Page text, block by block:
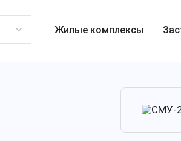
Жилые комплексы